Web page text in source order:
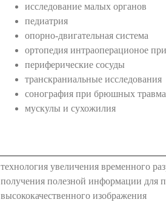
исследование малых органов
педиатрия
опорно-двигательная система
ортопедия интраоперационое
периферические сосуды
транскраниальные исследования
сонография при брюшных
мускулы и сухожилия
технология увеличения временного
получения полезной информации для
высококачественного изображения